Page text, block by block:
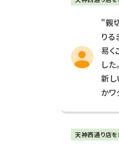
"親
り
易く
し
新し
かワ
天神西通り店